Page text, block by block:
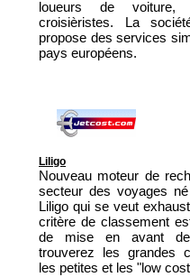
loueurs de voiture,
croisièristes. La
propose des services
pays européens.
Liligo
Nouveau moteur de
secteur des voyages
Liligo qui se veut
critère de classement
de mise en avant de
trouverez les grandes
les petites et les "low